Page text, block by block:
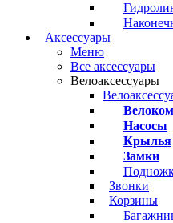
Аксессуары
Меню
Все аксессуары
Велоаксессуары
Насосы
Крылья
Замки
Звонки
Корзины